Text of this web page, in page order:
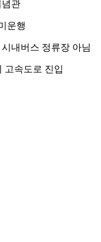
관
운행
내버스 정류장 아님
고속도로 진입